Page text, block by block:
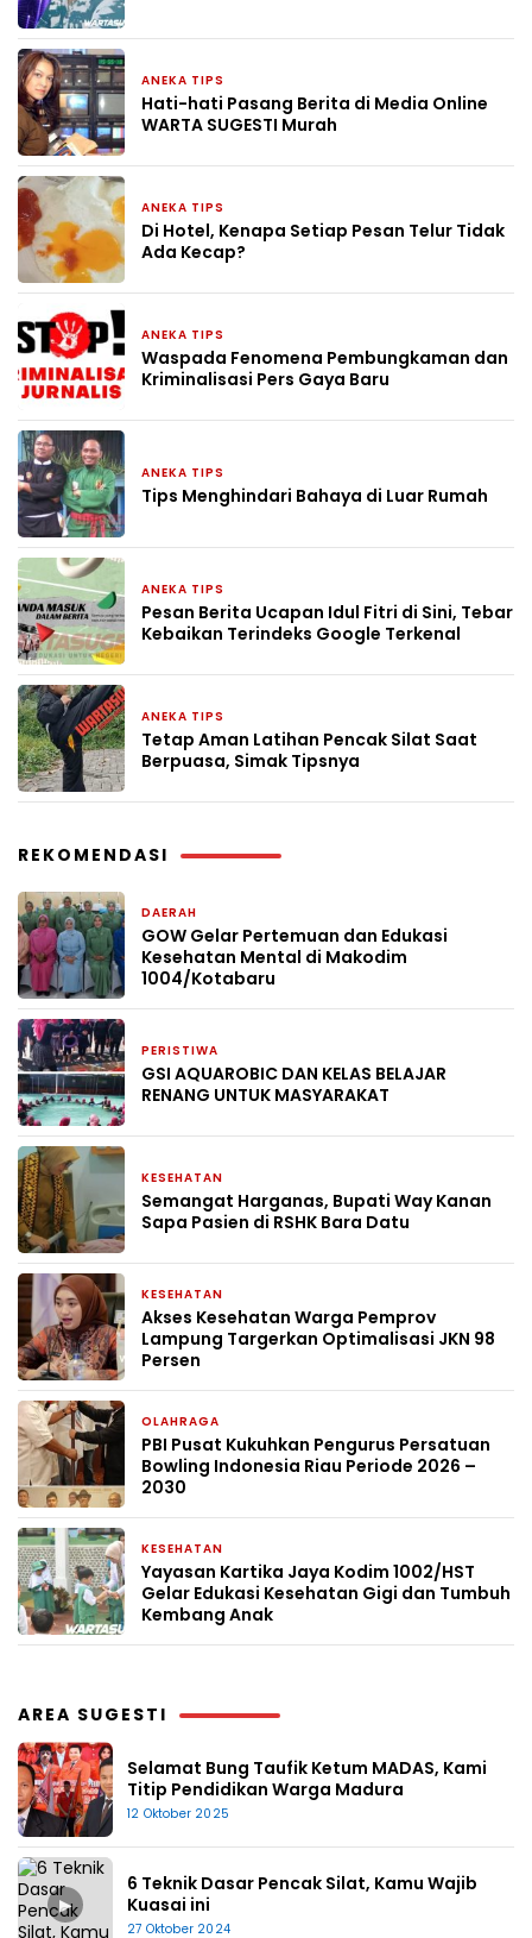
ANEKA TIPS
Hati-hati Pasang Berita di Media Online
WARTA SUGESTI Murah
ANEKA TIPS
Di Hotel, Kenapa Setiap Pesan Telur Tidak
Ada Kecap?
ANEKA TIPS
Waspada Fenomena Pembungkaman dan
Kriminalisasi Pers Gaya Baru
ANEKA TIPS
Tips Menghindari Bahaya di Luar Rumah
ANEKA TIPS
Pesan Berita Ucapan Idul Fitri di Sini, Tebar
Kebaikan Terindeks Google Terkenal
ANEKA TIPS
Tetap Aman Latihan Pencak Silat Saat
Berpuasa, Simak Tipsnya
REKOMENDASI
DAERAH
GOW Gelar Pertemuan dan Edukasi
Kesehatan Mental di Makodim
1004/Kotabaru
PERISTIWA
GSI AQUAROBIC DAN KELAS BELAJAR
RENANG UNTUK MASYARAKAT
KESEHATAN
Semangat Harganas, Bupati Way Kanan
Sapa Pasien di RSHK Bara Datu
KESEHATAN
Akses Kesehatan Warga Pemprov
Lampung Targerkan Optimalisasi JKN 98
Persen
OLAHRAGA
PBI Pusat Kukuhkan Pengurus Persatuan
Bowling Indonesia Riau Periode 2026 –
2030
KESEHATAN
Yayasan Kartika Jaya Kodim 1002/HST
Gelar Edukasi Kesehatan Gigi dan Tumbuh
Kembang Anak
AREA SUGESTI
Selamat Bung Taufik Ketum MADAS, Kami
Titip Pendidikan Warga Madura
12 Oktober 2025
▶
6 Teknik Dasar Pencak Silat, Kamu Wajib
Kuasai ini
27 Oktober 2024